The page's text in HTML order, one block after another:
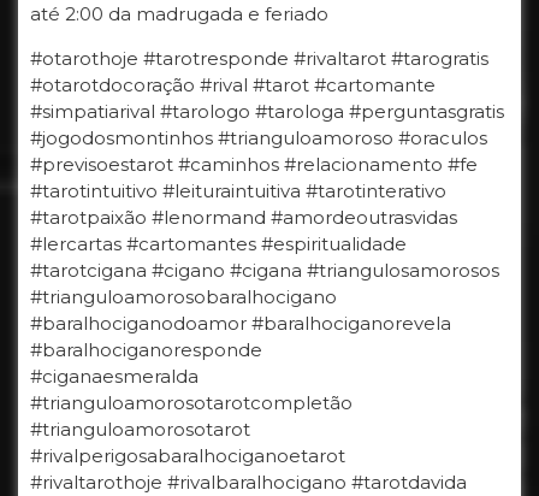
até 2:00 da madrugada e feriado
#otarothoje #tarotresponde #rivaltarot #tarogratis
#otarotdocoração #rival #tarot #cartomante
#simpatiarival #tarologo #tarologa #perguntasgratis
#jogodosmontinhos #trianguloamoroso #oraculos
#previsoestarot #caminhos #relacionamento #fe
#tarotintuitivo #leituraintuitiva #tarotinterativo
#tarotpaixão #lenormand #amordeoutrasvidas
#lercartas #cartomantes #espiritualidade
#tarotcigana #cigano #cigana #triangulosamorosos
#trianguloamorosobaralhocigano
#baralhociganodoamor #baralhociganorevela
#baralhociganoresponde
#ciganaesmeralda
#trianguloamorosotarotcompletão
#trianguloamorosotarot
#rivalperigosabaralhociganoetarot
#rivaltarothoje #rivalbaralhocigano #tarotdavida